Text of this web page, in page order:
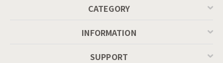
CATEGORY
INFORMATION
SUPPORT